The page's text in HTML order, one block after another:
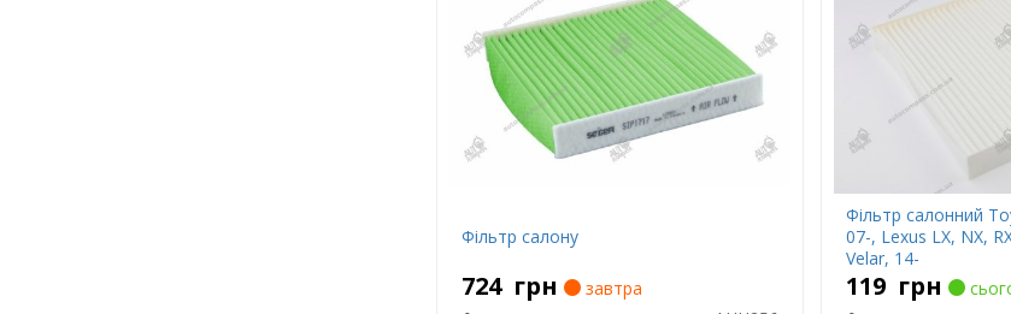
Фільтр салону
724 грн
завтра
Фільтр салонний
07-, Lexus LX, NX,
Velar, 14-
119 грн